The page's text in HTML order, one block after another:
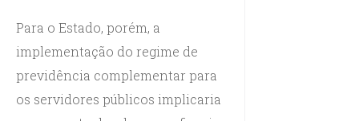
Para o Estado, porém, a
implementação do regime de
previdência complementar para
os servidores públicos implicaria